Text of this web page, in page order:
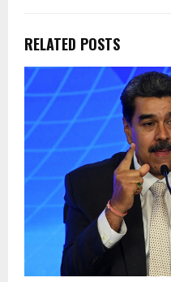
RELATED POSTS